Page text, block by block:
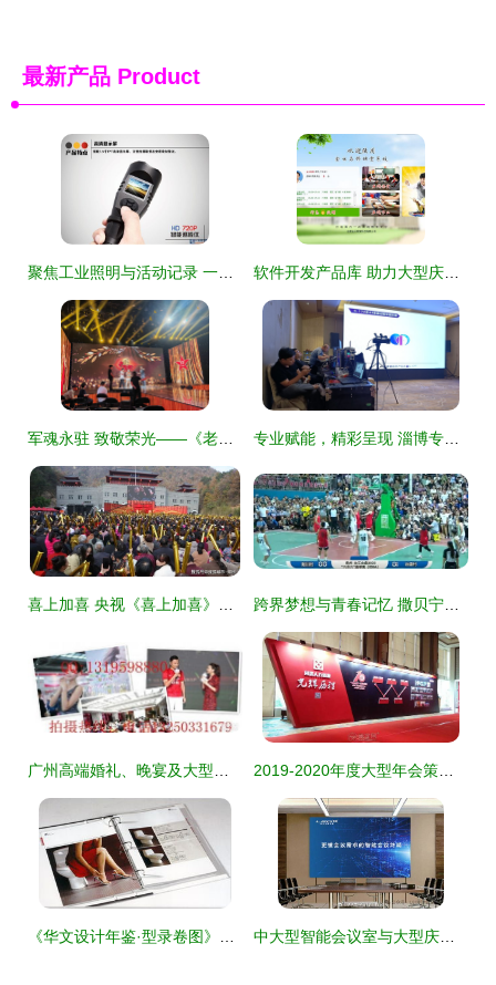
最新产品 Product